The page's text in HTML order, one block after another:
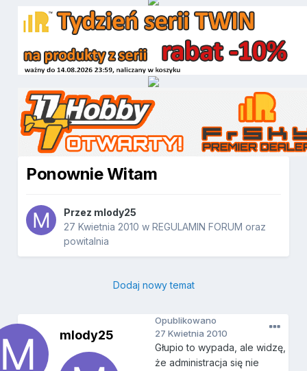
Ponownie Witam
Przez mlody25
27 Kwietnia 2010 wREGULAMIN FORUM oraz
powitalnia
Dodaj nowy temat
mlody25
Opublikowano
27 Kwietnia 2010
Głupio to wypada, ale widzę,
że administracja się nie